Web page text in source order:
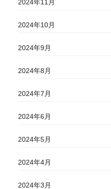
2024年11月
2024年10月
2024年9月
2024年8月
2024年7月
2024年6月
2024年5月
2024年4月
2024年3月